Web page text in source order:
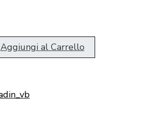
Aggiungi al Carrello